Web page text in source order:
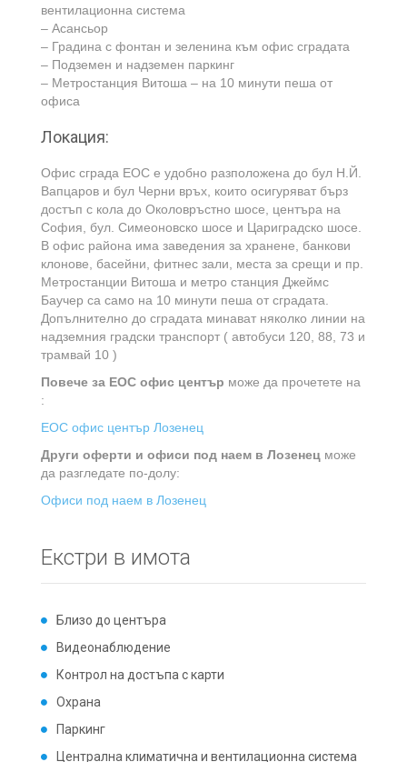
вентилационна система
– Асансьор
– Градина с фонтан и зеленина към офис сградата
– Подземен и надземен паркинг
– Метростанция Витоша – на 10 минути пеша от
офиса
Локация:
Офис сграда ЕОС е удобно разположена до бул Н.Й.
Вапцаров и бул Черни връх, които осигуряват бърз
достъп с кола до Околовръстно шосе, центъра на
София, бул. Симеоновско шосе и Цариградско шосе.
В офис района има заведения за хранене, банкови
клонове, басейни, фитнес зали, места за срещи и пр.
Метростанции Витоша и метро станция Джеймс
Баучер са само на 10 минути пеша от сградата.
Допълнително до сградата минават няколко линии на
надземния градски транспорт ( автобуси 120, 88, 73 и
трамвай 10 )
Повече за ЕОС офис център може да прочетете на
:
ЕОС офис център Лозенец
Други оферти и офиси под наем в Лозенец може
да разгледате по-долу:
Офиси под наем в Лозенец
Екстри в имота
Близо до центъра
Видеонаблюдение
Контрол на достъпа с карти
Охрана
Паркинг
Централна климатична и вентилационна система